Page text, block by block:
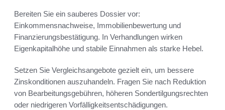
Bereiten Sie ein sauberes Dossier vor:
Einkommensnachweise, Immobilienbewertung und
Finanzierungsbestätigung. In Verhandlungen wirken
Eigenkapitalhöhe und stabile Einnahmen als starke Hebel.
Setzen Sie Vergleichsangebote gezielt ein, um bessere
Zinskonditionen auszuhandeln. Fragen Sie nach Reduktion
von Bearbeitungsgebühren, höheren Sondertilgungsrechten
oder niedrigeren Vorfälligkeitsentschädigungen.